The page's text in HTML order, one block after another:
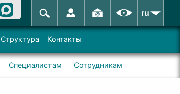
ru
Структура Контакты
Специалистам Сотрудникам